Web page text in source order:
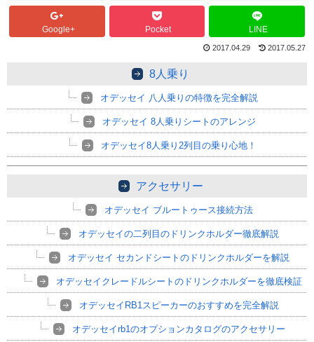
Google+ Pocket LINE
2017.04.29 2017.05.27
8人乗り
オデッセイ 八人乗りの特徴を完全解説
オデッセイ 8人乗りシートのアレンジ
オデッセイ8人乗り2列目の乗り心地！
アクセサリー
オデッセイ ブルートゥース接続方法
オデッセイの二列目のドリンクホルダー徹底解説
オデッセイ セカンドシートのドリンクホルダーを解説
オデッセイクレードルシートのドリンクホルダーを徹底検証
オデッセイRB1スピーカーのおすすめを完全解説
オデッセイrb1のオプションカタログのアクセサリー